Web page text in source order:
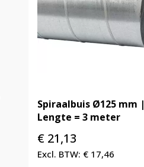
Spiraalbuis Ø125 mm |
Lengte = 3 meter
€ 21,13
€ 17,46